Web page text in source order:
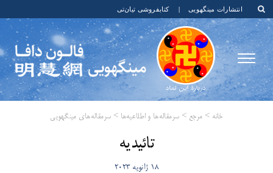
انتشارات مینگهویی | کتابفروشی تیان‌تی
خانه > مرجع > سرمقاله‌ها و اطلاعیه‌ها > سرمقاله‌های مینگهویی
تائیدیه
18 ژانویه 2023